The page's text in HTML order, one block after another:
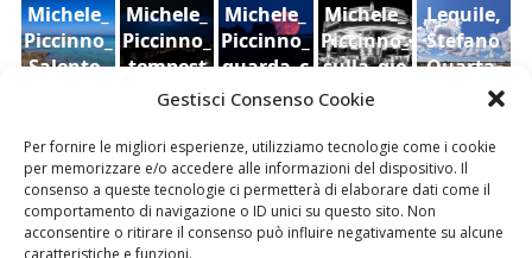
Gestisci Consenso Cookie
Per fornire le migliori esperienze, utilizziamo tecnologie come i cookie
per memorizzare e/o accedere alle informazioni del dispositivo. Il
consenso a queste tecnologie ci permetterà di elaborare dati come il
comportamento di navigazione o ID unici su questo sito. Non
acconsentire o ritirare il consenso può influire negativamente su alcune
caratteristiche e funzioni.
Michele_
Piccinno_
Salento_
Michele_
Piccinno_
tempest
a_21_09_
Michele_
Piccinno_
guarda_c
he_luna_
Michele_
Piccinno_
sulla_gio
stra_2022
Lequile,
Stefano
Quarta,
Ruderi
dell'antic
o
castello
di Aidone
(Enna),
Veduta
di
Modica
dal
Castello
della
cielo,
Sara Foti
Sciavalie
re